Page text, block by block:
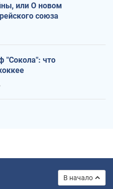
или О новом
союза
"Сокола": что
В начало